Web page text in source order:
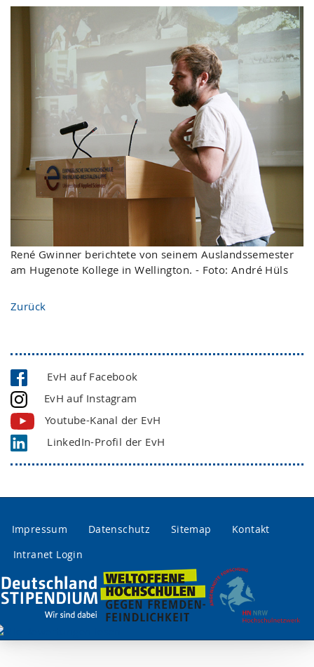
René Gwinner berichtete von seinem Auslandssemester
am Hugenote Kollege in Wellington. - Foto: André Hüls
Zurück
EvH auf Facebook
EvH auf Instagram
Youtube-Kanal der EvH
LinkedIn-Profil der EvH
Impressum Datenschutz Sitemap
Kontakt
Intranet Login